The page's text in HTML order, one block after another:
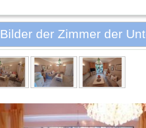
Bilder der Zimmer der